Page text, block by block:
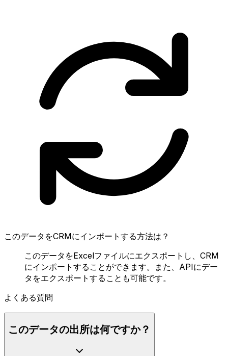
このデータをCRMにインポートする方法は？
このデータをExcelファイルにエクスポートし、CRM
にインポートすることができます。また、APIにデー
タをエクスポートすることも可能です。
よくある質問
このデータの出所は何ですか？